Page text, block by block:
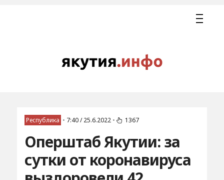
Республика • 7:40 / 25.6.2022 • 1367
Оперштаб Якутии: за
сутки от коронавируса